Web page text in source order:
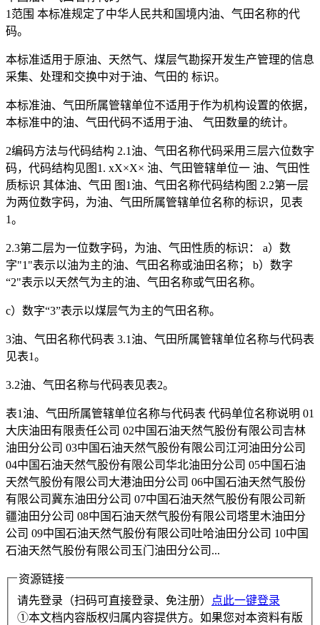
1范围 本标准规定了中华人民共和国境内油、气田名称的代
码。
本标准适用于原油、天然气、煤层气勘探开发生产管理的信息
采集、处理和交换中对于油、气田的 标识。
本标准油、气田所属管辖单位不适用于作为机构设置的依据，
本标准中的油、气田代码不适用于油、 气田数量的统计。
2编码方法与代码结构 2.1油、气田名称代码采用三层六位数字
码，代码结构见图1. xX×X× 油、气田管辖单位一 油、气田性
质标识 其体油、气田 图1油、气田名称代码结构图 2.2第一层
为两位数字码，为油、气田所属管辖单位名称的标识，见表
1。
2.3第二层为一位数字码，为油、气田性质的标识： a）数
字"1"表示以油为主的油、气田名称或油田名称； b）数字
“2"表示以天然气为主的油、气田名称或气田名称。
c）数字“3”表示以煤层气为主的气田名称。
3油、气田名称代码表 3.1油、气田所属管辖单位名称与代码表
见表1。
3.2油、气田名称与代码表见表2。
表1油、气田所属管辖单位名称与代码表 代码单位名称说明 01
大庆油田有限责任公司 02中国石油天然气股份有限公司吉林
油田分公司 03中国石油天然气股份有限公司江河油田分公司
04中国石油天然气股份有限公司华北油田分公司 05中国石油
天然气股份有限公司大港油田分公司 06中国石油天然气股份
有限公司冀东油田分公司 07中国石油天然气股份有限公司新
疆油田分公司 08中国石油天然气股份有限公司塔里木油田分
公司 09中国石油天然气股份有限公司吐哈油田分公司 10中国
石油天然气股份有限公司玉门油田分公司...
资源链接
请先登录（扫码可直接登录、免注册）
点此一键登录
①本文档内容版权归属内容提供方。如果您对本资料有版